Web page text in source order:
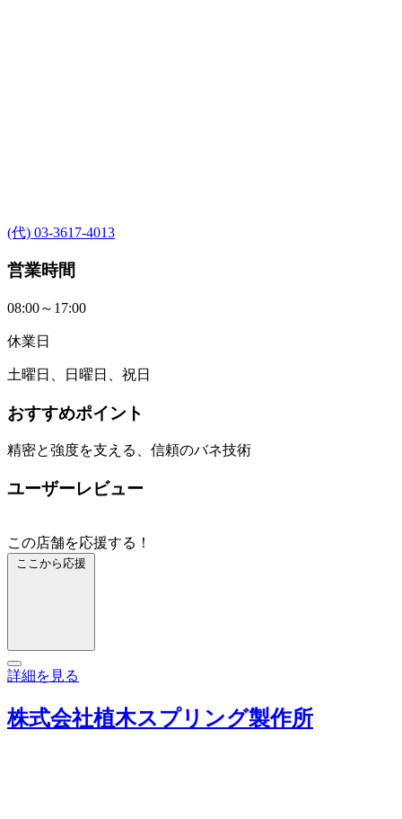
(代) 03-3617-4013
営業時間
08:00～17:00
休業日
土曜日、日曜日、祝日
おすすめポイント
精密と強度を支える、信頼のバネ技術
ユーザーレビュー
この店舗を応援する！
ここから応援
詳細を見る
株式会社植木スプリング製作所